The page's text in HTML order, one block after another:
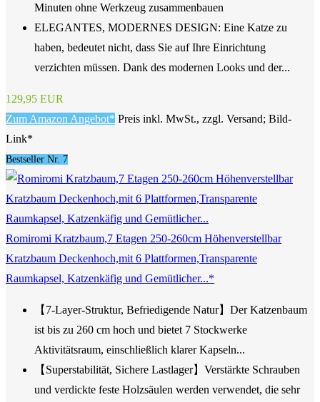
Minuten ohne Werkzeug zusammenbauen
ELEGANTES, MODERNES DESIGN: Eine Katze zu
haben, bedeutet nicht, dass Sie auf Ihre Einrichtung
verzichten müssen. Dank des modernen Looks und der...
129,95 EUR
Zum Amazon Angebot* Preis inkl. MwSt., zzgl. Versand; Bild-
Link*
Bestseller Nr. 7
Romiromi Kratzbaum,7 Etagen 250-260cm Höhenverstellbar
Kratzbaum Deckenhoch,mit 6 Plattformen,Transparente
Raumkapsel, Katzenkäfig und Gemütlicher...*
【7-Layer-Struktur, Befriedigende Natur】Der Katzenbaum
ist bis zu 260 cm hoch und bietet 7 Stockwerke
Aktivitätsraum, einschließlich klarer Kapseln...
【Superstabilität, Sichere Lastlager】Verstärkte Schrauben
und verdickte feste Holzsäulen werden verwendet, die sehr